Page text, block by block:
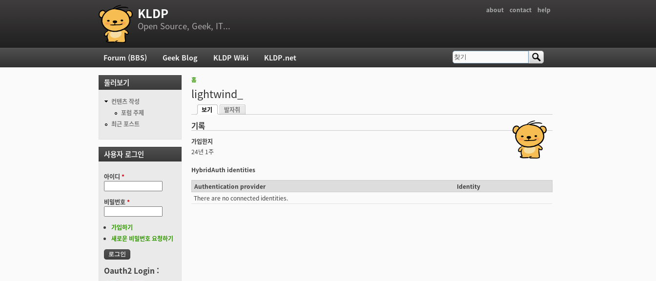
부 메뉴
about contact help
KLDP
Open Source, Geek, IT...
현재 위치
홈
lightwind_
기본탭
보기
발자취
기록
가입한지
24년 1주
HybridAuth identities
Authentication provider
Identity
There are no connected identities.
주 메뉴
Forum (BBS) Geek Blog KLDP Wiki KLDP.net 검색 폼
찾기
둘러보기
컨텐츠 작성
포럼 주제
최근 포스트
사용자 로그인
아이디 *
비밀번호*
가입하기
새로운 비밀번호 요청하기
Oauth2 Login :